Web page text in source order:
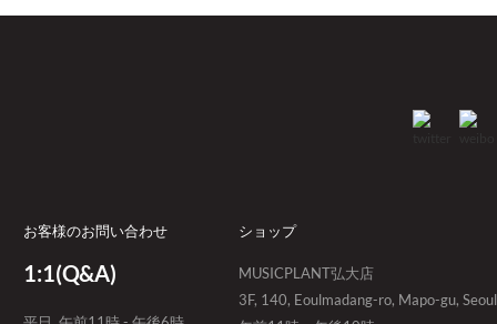
お客様のお問い合わせ
1:1(Q&A)
ショップ
MUSICPLANT弘大店
3F, 140, Eoulmadang-ro, Mapo-gu, Seoul